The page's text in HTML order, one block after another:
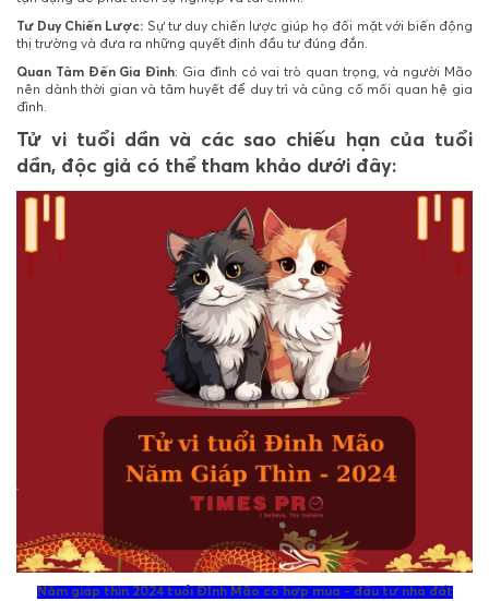
Tư Duy Chiến Lược: Sự tư duy chiến lược giúp họ đối mặt với biến động
thị trường và đưa ra những quyết định đầu tư đúng đắn.
Quan Tâm Đến Gia Đình: Gia đình có vai trò quan trọng, và người Mão
nên dành thời gian và tâm huyết để duy trì và củng cố mối quan hệ gia
đình.
Tử vi tuổi dần và các sao chiếu hạn của tuổi
dần, độc giả có thể tham khảo dưới đây:
Năm giáp thìn 2024 tuổi ĐInh Mão có hợp mua - đầu tư nhà đất